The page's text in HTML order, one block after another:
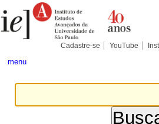
para
conteúdo.
Pessoais
Cadastre-se YouTube
menu